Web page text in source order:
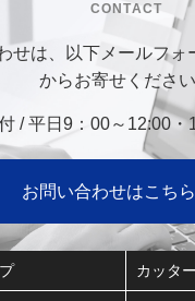
CONTACT
せは、以下メールフォ
からお寄せください
/ 平日9：00～12:00・
お問い合わせはこち
カッタ